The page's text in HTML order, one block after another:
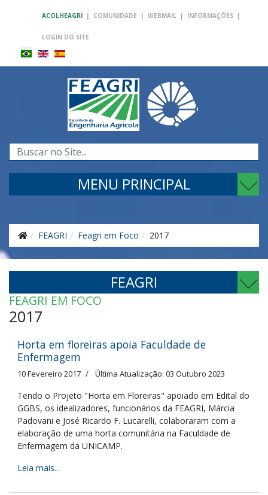
ACOLHEAGRI | COMUNIDADE | WEBMAIL | INFORMAÇÕES |
LOGIN DO SITE
Pesquisar...
MENU PRINCIPAL
FEAGRI Feagri em Foco 2017
FEAGRI
FEAGRI EM FOCO
2017
Horta em floreiras apoia Faculdade de
Enfermagem
10 Fevereiro 2017 Última Atualização: 03 Outubro 2023
Tendo o Projeto "Horta em Floreiras" apoiado em Edital do
GGBS, os idealizadores, funcionários da FEAGRI, Márcia
Padovani e José Ricardo F. Lucarelli, colaboraram com a
elaboração de uma horta comunitária na Faculdade de
Enfermagem da UNICAMP.
Leia mais...